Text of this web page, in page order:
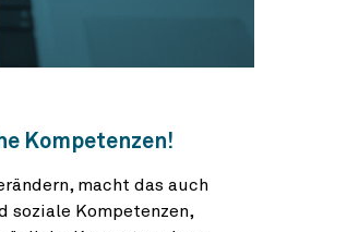
Kompetenzen!
macht das auch
soziale Kompetenzen,